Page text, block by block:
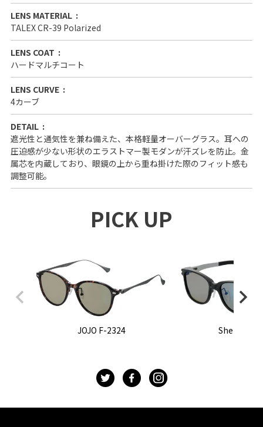
LENS MATERIAL
TALEX CR-39 Polarized
LENS COAT
ハードマルチコート
LENS CURVE
4カーブ
DETAIL
遮光性と通気性を兼ね備えた、本格軽量オーバーグラス。耳への
圧迫感が少ない形状のエラストマー製モダンが汗ズレを防止。金
属芯を内蔵しており、眼鏡の上から重ね掛けた際のフィット感も
調整可能。
PICK UP
JOJO F-2324 Sherry F-
t f g